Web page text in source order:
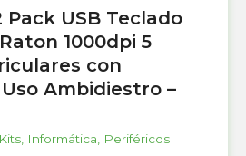
Pack USB Teclado
1000dpi 5
con
Ambidiestro –
Informática Periféricos